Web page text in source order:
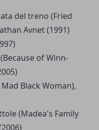
del treno (Fried
Avnet (1991)
of Winn-
Black Woman),
(Madea's Family